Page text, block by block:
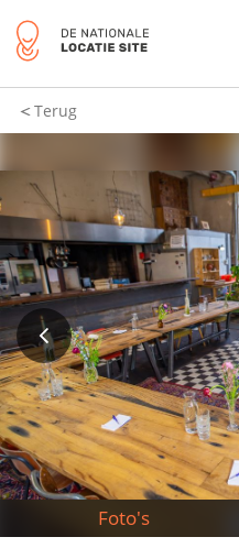
Terug
Foto's